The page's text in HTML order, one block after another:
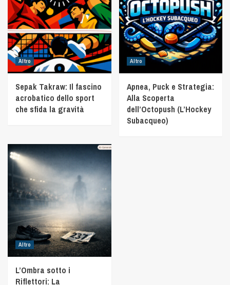
Altro
Sepak Takraw: Il fascino
acrobatico dello sport
che sfida la gravità
Altro
Apnea, Puck e Strategia:
Alla Scoperta
dell’Octopush (L’Hockey
Subacqueo)
Altro
L’Ombra sotto i
Riflettori: La